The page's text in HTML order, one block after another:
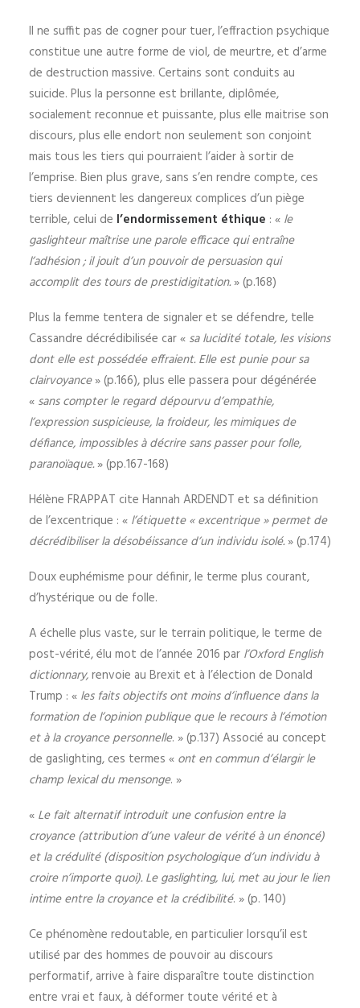
Il ne suffit pas de cogner pour tuer, l’effraction psychique
constitue une autre forme de viol, de meurtre, et d’arme
de destruction massive. Certains sont conduits au
suicide. Plus la personne est brillante, diplômée,
socialement reconnue et puissante, plus elle maitrise son
discours, plus elle endort non seulement son conjoint
mais tous les tiers qui pourraient l’aider à sortir de
l’emprise. Bien plus grave, sans s’en rendre compte, ces
tiers deviennent les dangereux complices d’un piège
terrible, celui de l’endormissement éthique : « le
gaslighteur maîtrise une parole efficace qui entraîne
l’adhésion ; il jouit d’un pouvoir de persuasion qui
accomplit des tours de prestidigitation.» (p.168)
Plus la femme tentera de signaler et se défendre, telle
Cassandre décrédibilisée car « sa lucidité totale, les visions
dont elle est possédée effraient. Elle est punie pour sa
clairvoyance» (p.166), plus elle passera pour dégénérée
« sans compter le regard dépourvu d’empathie,
l’expression suspicieuse, la froideur, les mimiques de
défiance, impossibles à décrire sans passer pour folle,
paranoïaque.» (pp.167-168)
Hélène FRAPPAT cite Hannah ARDENDT et sa définition
de l’excentrique : « l’étiquette « excentrique » permet de
décrédibiliser la désobéissance d’un individu isolé.» (p.174)
Doux euphémisme pour définir, le terme plus courant,
d’hystérique ou de folle.
A échelle plus vaste, sur le terrain politique, le terme de
post-vérité, élu mot de l’année 2016 par l’Oxford English
dictionnary,renvoie au Brexit et à l’élection de Donald
Trump : « les faits objectifs ont moins d’influence dans la
formation de l’opinion publique que le recours à l’émotion
et à la croyance personnelle. » (p.137) Associé au concept
de gaslighting, ces termes « ont en commun d’élargir le
champ lexical du mensonge. »
« Le fait alternatif introduit une confusion entre la
croyance (attribution d’une valeur de vérité à un énoncé)
et la crédulité (disposition psychologique d’un individu à
croire n’importe quoi). Le gaslighting, lui, met au jour le lien
intime entre la croyance et la crédibilité. » (p. 140)
Ce phénomène redoutable, en particulier lorsqu’il est
utilisé par des hommes de pouvoir au discours
performatif, arrive à faire disparaître toute distinction
entre vrai et faux, à déformer toute vérité et à